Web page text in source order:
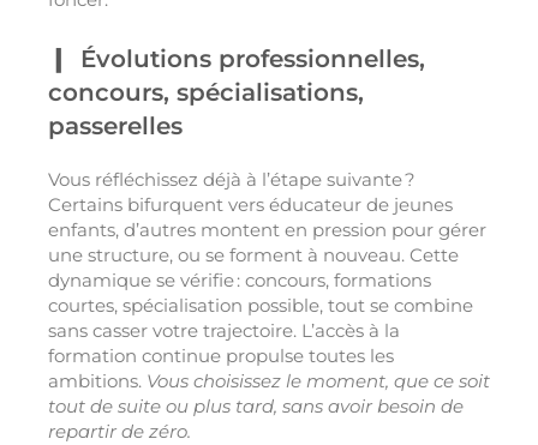
Évolutions professionnelles,
concours, spécialisations,
passerelles
Vous réfléchissez déjà à l’étape suivante ?
Certains bifurquent vers éducateur de jeunes
enfants, d’autres montent en pression pour gérer
une structure, ou se forment à nouveau. Cette
dynamique se vérifie : concours, formations
courtes, spécialisation possible, tout se combine
sans casser votre trajectoire. L’accès à la
formation continue propulse toutes les
ambitions. Vous choisissez le moment, que ce soit
tout de suite ou plus tard, sans avoir besoin de
repartir de zéro.